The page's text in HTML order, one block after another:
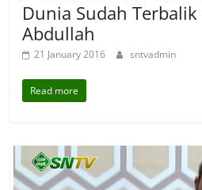
Dunia Sudah
Abdullah
21 January 2016 sntvadmin
Read more